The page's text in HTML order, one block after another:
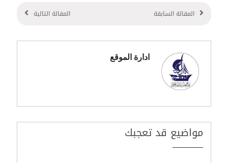
المقالة السابقة المقالة التالية
ادارة الموقع
مواضيع قد تعجبك